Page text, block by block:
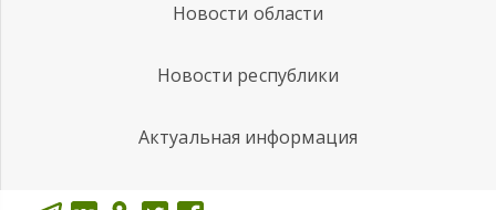
Новости области
Новости республики
Актуальная информация